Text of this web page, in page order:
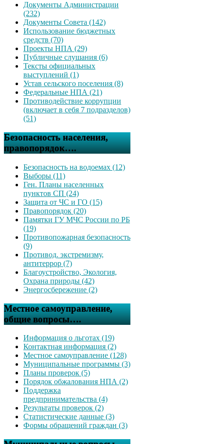
Документы Администрации
(232)
Документы Совета (142)
Использование бюджетных
средств (70)
Проекты НПА (29)
Публичные слушания (6)
Тексты официальных
выступлений (1)
Устав сельского поселения (8)
Федеральные НПА (21)
Противодействие коррупции
(включает в себя 7 подразделов)
(51)
Безопасность населения,
правопорядок….
Безопасность на водоемах (12)
Выборы (11)
Ген. Планы населенных
пунктов СП (24)
Защита от ЧС и ГО (15)
Правопорядок (20)
Памятки ГУ МЧС России по РБ
(19)
Противопожарная безопасность
(9)
Противод. экстремизму,
антитеррор (7)
Благоустройство, Экология,
Охрана природы (42)
Энергосбережение (2)
Местное самоуправление,
общие вопросы….
Информация о льготах (19)
Контактная информация (2)
Местное самоуправление (128)
Муниципальные программы (3)
Планы проверок (5)
Порядок обжалования НПА (2)
Поддержка
предпринимательства (4)
Результаты проверок (2)
Статистические данные (3)
Формы обращений граждан (3)